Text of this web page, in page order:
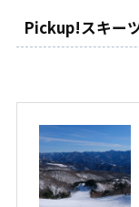
Pickup!スキー